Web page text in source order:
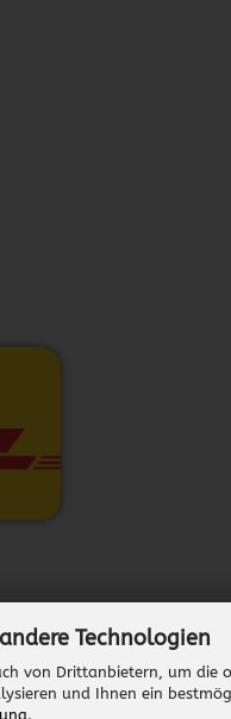
Technologien
von Drittanbietern, um die
und Ihnen ein
.